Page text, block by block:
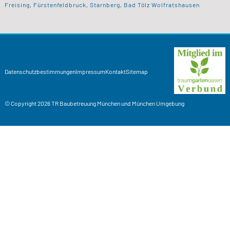
Freising, Fürstenfeldbruck, Starnberg, Bad Tölz Wolfratshausen
DatenschutzbestimmungenImpressumKontaktSitemap
© Copyright 2026TR BaubetreuungMünchen und München Umgebung